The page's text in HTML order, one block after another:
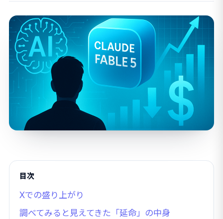
目次
Xでの盛り上がり
調べてみると見えてきた「延命」の中身